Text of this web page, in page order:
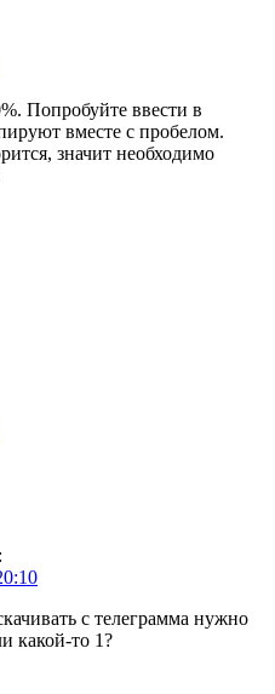
Попробуйте ввести в
вместе с пробелом.
значит необходимо
:
с телеграмма нужно
какой-то 1?